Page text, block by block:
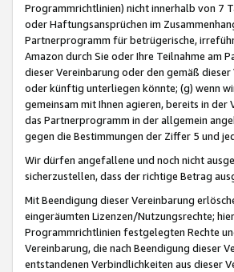
Programmrichtlinien) nicht innerhalb von 7
oder Haftungsansprüchen im
Partnerprogramm für betrügerische,
Amazon durch Sie oder Ihre Teilnahme am
dieser Vereinbarung oder den gemäß
oder künftig unterliegen könnte; (g) wenn
gemeinsam mit Ihnen agieren, bereits in
das Partnerprogramm in der allgemein
gegen die Bestimmungen der Ziffer 5 und
Wir dürfen angefallene und noch nicht
sicherzustellen, dass der richtige Betrag
Mit Beendigung dieser Vereinbarung
eingeräumten Lizenzen/Nutzungsrechte;
Programmrichtlinien festgelegten Rechte
Vereinbarung, die nach Beendigung dieser
entstandenen Verbindlichkeiten aus dieser